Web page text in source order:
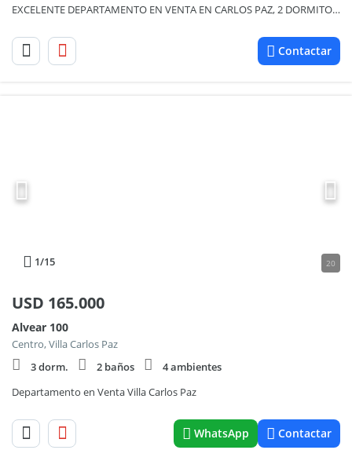
EXCELENTE DEPARTAMENTO EN VENTA EN CARLOS PAZ, 2 DORMITORIOS, FRENTE CON BALCÓN A LA CALLE + Patio
Contactar
1/15 20
USD 165.000
Alvear 100
Centro, Villa Carlos Paz
3 dorm.
2 baños
4 ambientes
Departamento en Venta Villa Carlos Paz
WhatsApp Contactar